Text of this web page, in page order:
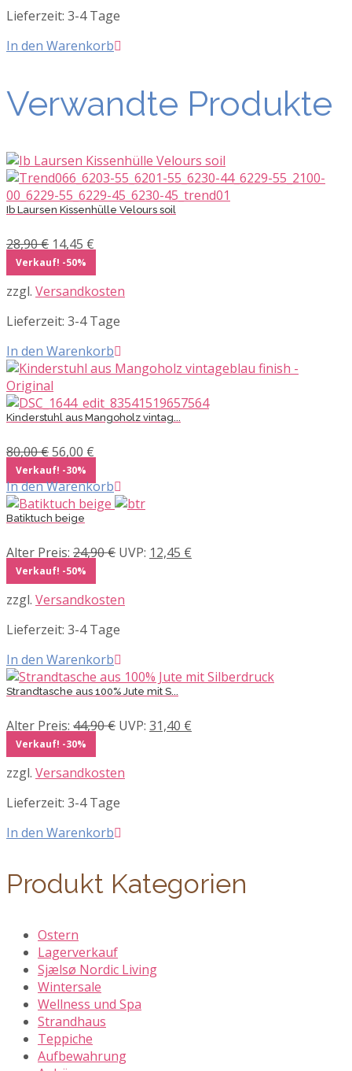
Lieferzeit: 3-4 Tage
In den Warenkorb
Verwandte Produkte
Ib Laursen Kissenhülle Velours soil
28,90€ Ursprünglicher
Preis
war:
28,90 €
14,45 €
ist:
14,45 €.
Verkauf! -50%
zzgl. Versandkosten
Lieferzeit: 3-4 Tage
In den Warenkorb
Kinderstuhl aus Mangoholz vintag...
80,00€Ursprünglicher
Preis
war:
80,00 €
56,00 €
ist:
56,00 €.
Verkauf! -30%
In den Warenkorb
Batiktuch beige
Alter Preis: 24,90€ Ursprünglicher
24,90 €
UVP: 12,45 €
Verkauf! -50%
zzgl. Versandkosten
Lieferzeit: 3-4 Tage
In den Warenkorb
Strandtasche aus 100% Jute mit S...
Alter Preis: 44,90€ Ursprünglicher
44,90 €
UVP: 31,40 €
Verkauf! -30%
zzgl. Versandkosten
Lieferzeit: 3-4 Tage
In den Warenkorb
Produkt Kategorien
Ostern
Lagerverkauf
Sjælsø Nordic Living
Wintersale
Wellness und Spa
Strandhaus
Teppiche
Aufbewahrung